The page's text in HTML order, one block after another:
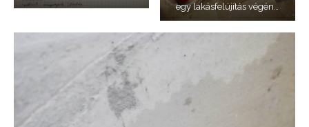
egy lakásfelújítás végén…